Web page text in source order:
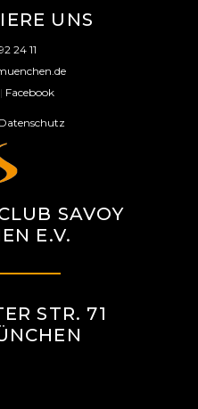
UNS
24 11
| Facebook
Datenschutz
SAVOY
E.V.
STR. 71